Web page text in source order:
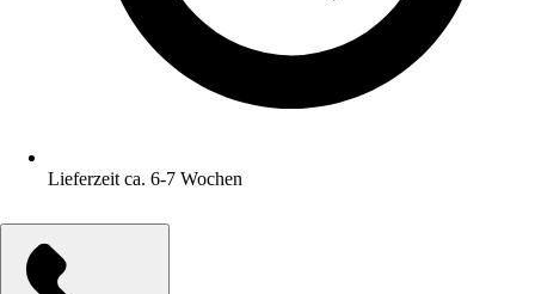
Lieferzeit ca. 6-7 Wochen